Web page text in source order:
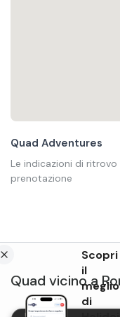
Quad Adventures
Le indicazioni di
prenotazione
Quad vicino a
Scopri
il
meglio
di